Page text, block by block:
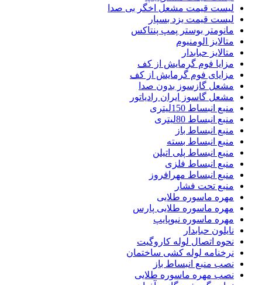
لیست قیمت مشعل اخگر بی صدا
لیست قیمت یزد بسپار
مانومتر بوستر پمپ پنتاکس
متالایز الومنیوم
متالایز حبابدار
مزایا فوم گرمایش از کف
مزایای فوم گرمایش از کف
مشعل گازسوز بدون صدا
مشعل گاسوز ایران رادیاتور
منبع انبساط 150لیتری
منبع انبساط 80لیتری
منبع انبساط باز
منبع انبساط بسته
منبع انبساط پلی اتیلن
منبع انبساط فلزی
منبع انبساط مهرافروز
منبع تحت فشار
مهره ماسوره طلایی
مهره ماسوره طلایی پارس
مهره ماسوره نیوپایپ
نایلون حبابدار
نحوه اتصال لوله کاروگیت
نرخنامه لوله کشی ساختمان
نصب منبع انبساط باز
نصب مهره ماسوره طلایی